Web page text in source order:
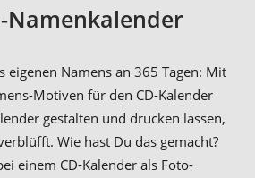
Namenkalender
eigenen Namens an 365 Tagen: Mit
Motiven für den CD-Kalender
gestalten und drucken lassen,
Wie hast Du das gemacht?
einem CD-Kalender als Foto-